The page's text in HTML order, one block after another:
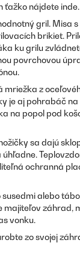
ťažko nájdete inde.
gril. Misa s
brikiet.
ku grilu
povrchovou
mriežka z
je aj pohrabáč
na popol pod
sa dajú
ochranná
alebo
majiteľov záhrad,
vonku.
zo svojej